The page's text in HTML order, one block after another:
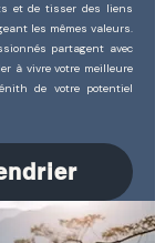
et de tisser des liens
les mêmes valeurs.
partagent avec
à vivre votre meilleure
de votre potentiel